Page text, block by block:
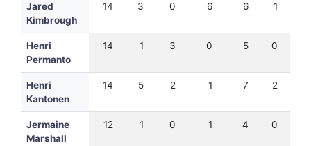
Jared
Kimbrough
14 3 0 6 6 1
Henri
Permanto
14 1 3 0 5 0
Henri
Kantonen
14 5 2 1 7 2
Jermaine
Marshall
12 1 0 1 4 0